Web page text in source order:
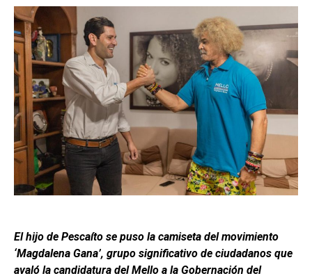
El hijo de Pescaíto se puso la camiseta del movimiento
‘Magdalena Gana’, grupo significativo de ciudadanos que
avaló la candidatura del Mello a la Gobernación del